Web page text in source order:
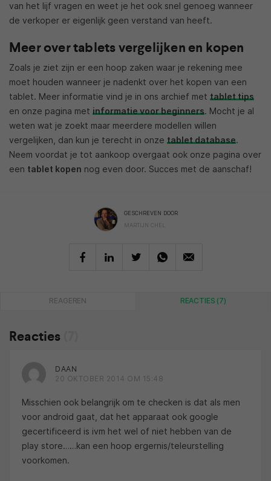
van het lijf vragen en weet je het ook snel genoeg wanneer
de verkoper er eigenlijk geen verstand van heeft.
Meer over tablets vergelijken en kopen
Zoals je ziet zijn er een hoop zaken waar je rekening mee
moet houden wanneer je nadenkt over het kopen van een
tablet. Meer informatie vind je in ons archief met tablet tips
en onze pagina met informatie voor beginners. Mocht je al
weten wat je zoekt maar meerdere modellen willen
vergelijken, dan kun je terecht in onze tablet database.
Neem voordat je tot aankoop overgaat ook onze pagina over
een tablet kopen nog even door. Succes met de aanschaf!
GESCHREVEN DOOR
MARTIJN CHEL
REAGEREN REACTIES (7)
Reacties
DAAN
20 OKTOBER 2014 OM 15:48
Misschien ook belangrijk om te checken is dat als men
voor android gaat, dat het apparaat ook google
gecertificeerd is ivm het wel of niet hebben van de
play store……kan een hoop ergernis/teleurstelling
voorkomen.